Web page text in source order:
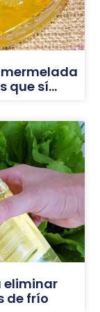
mermelada
que sí…
eliminar
de frío